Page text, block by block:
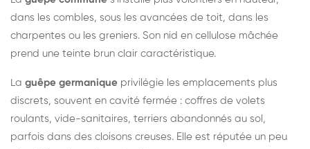
dans les combles, sous les avancées de toit, dans les
charpentes ou les greniers. Son nid en cellulose mâchée
prend une teinte brun clair caractéristique.
La guêpe germanique privilégie les emplacements plus
discrets, souvent en cavité fermée : coffres de volets
roulants, vide-sanitaires, terriers abandonnés au sol,
parfois dans des cloisons creuses. Elle est réputée un peu